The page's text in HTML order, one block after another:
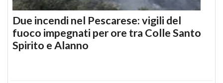
Due incendi nel Pescarese: vigili del
fuoco impegnati per ore tra Colle Santo
Spirito e Alanno